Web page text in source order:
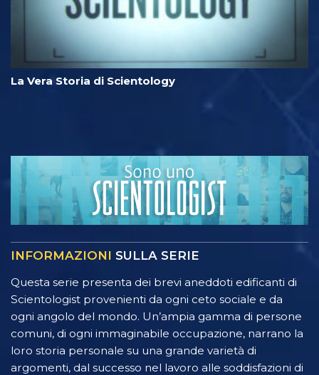
La Vera Storia di Scientology
INFORMAZIONI SULLA SERIE
Questa serie presenta dei brevi aneddoti edificanti di
Scientologist provenienti da ogni ceto sociale e da
ogni angolo del mondo. Un’ampia gamma di persone
comuni, di ogni immaginabile occupazione, narrano la
loro storia personale su una grande varietà di
argomenti, dal successo nel lavoro alle soddisfazioni di